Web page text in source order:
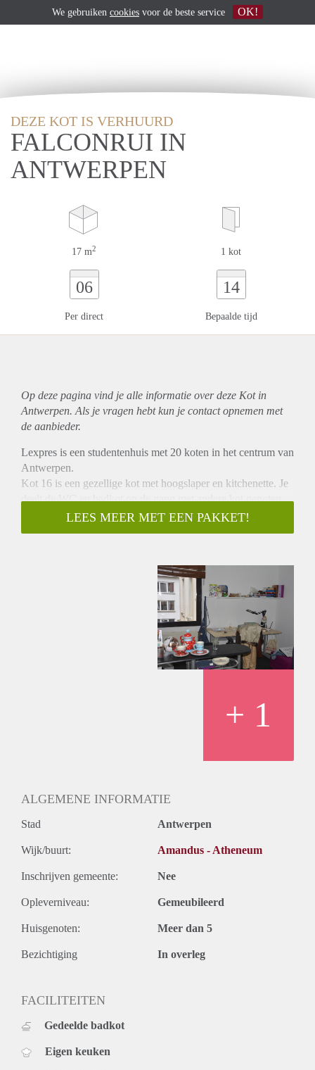
DEZE KOT IS VERHUURD
FALCONRUI IN
ANTWERPEN
17 m2 1 kot
06
Per direct
14
Bepaalde tijd
Op deze pagina vind je alle informatie over deze Kot in
Antwerpen. Als je vragen hebt kun je contact opnemen met
de aanbieder.
Lexpres is een studentenhuis met 20 koten in het centrum van
Antwerpen.
Kot 16 is een gezellige kot met hoogslaper en kitchenette. Je
deelt de WC en badkot op de gang met andere kot genoten.
De badkot werd in de zomer van 2019 volledig vernieuwd.
De kot wordt verhuurd met een éénpersoons matras,
Albert Heijn is recht tegenover de deur.
Wij verhuren enkel aan studenten.
LEES MEER MET EEN PAKKET!
+ 1
ALGEMENE INFORMATIE
Stad Antwerpen
Wijk/buurt: Amandus - Atheneum
Inschrijven gemeente: Nee
Opleverniveau: Gemeubileerd
Huisgenoten: Meer dan 5
Bezichtiging In overleg
FACILITEITEN
Gedeelde badkot
Eigen keuken
We gebruiken cookies voor de beste service OK!